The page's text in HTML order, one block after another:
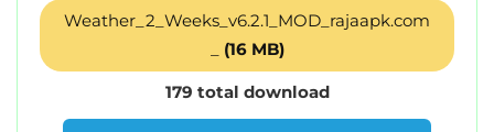
Weather_2_Weeks_v6.2.1_MOD_rajaapk.com
(16 MB)
179 total download